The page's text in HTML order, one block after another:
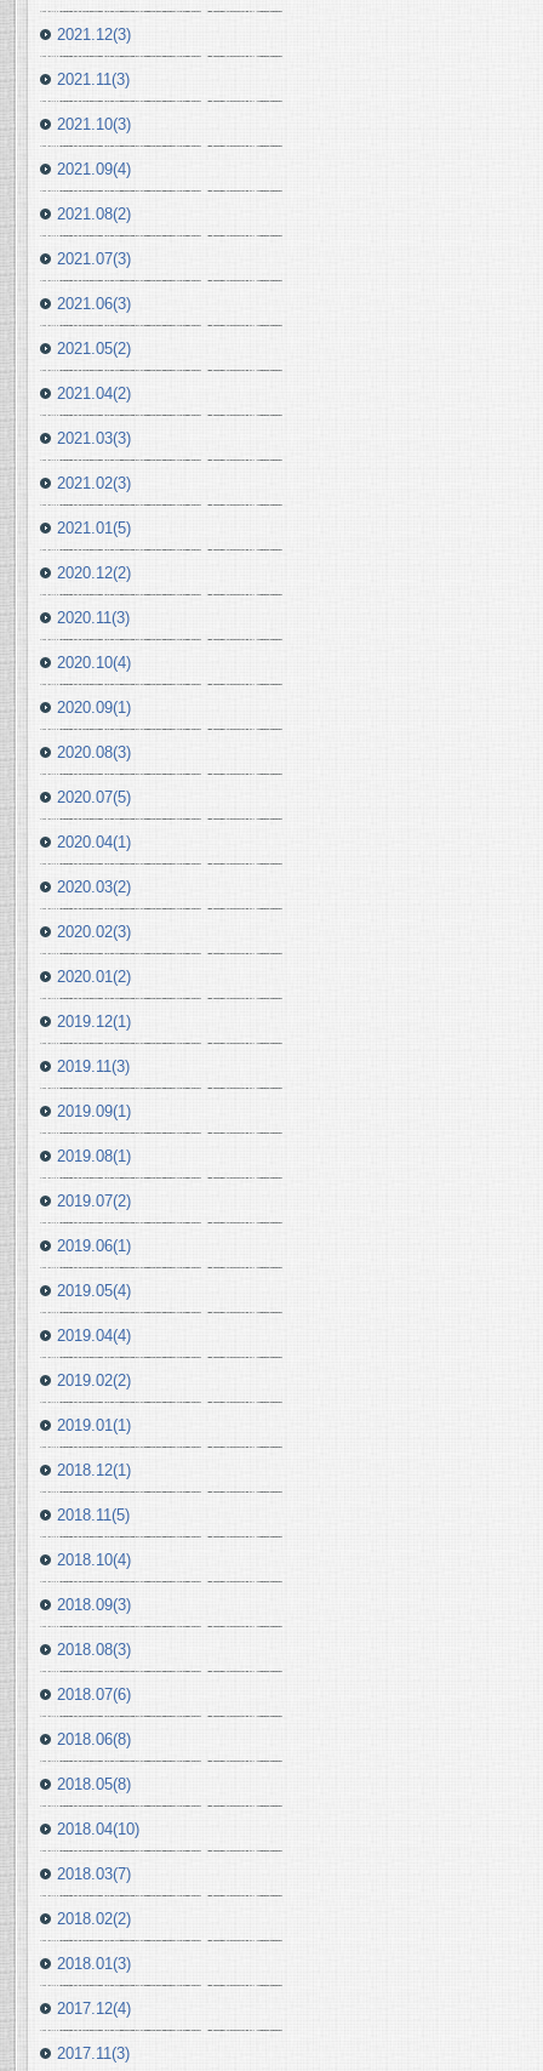
2021.12(3)
2021.11(3)
2021.10(3)
2021.09(4)
2021.08(2)
2021.07(3)
2021.06(3)
2021.05(2)
2021.04(2)
2021.03(3)
2021.02(3)
2021.01(5)
2020.12(2)
2020.11(3)
2020.10(4)
2020.09(1)
2020.08(3)
2020.07(5)
2020.04(1)
2020.03(2)
2020.02(3)
2020.01(2)
2019.12(1)
2019.11(3)
2019.09(1)
2019.08(1)
2019.07(2)
2019.06(1)
2019.05(4)
2019.04(4)
2019.02(2)
2019.01(1)
2018.12(1)
2018.11(5)
2018.10(4)
2018.09(3)
2018.08(3)
2018.07(6)
2018.06(8)
2018.05(8)
2018.04(10)
2018.03(7)
2018.02(2)
2018.01(3)
2017.12(4)
2017.11(3)